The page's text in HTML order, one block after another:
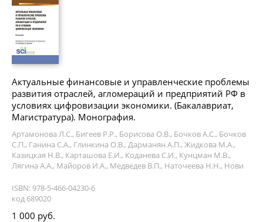
Актуальные финансовые и управленческие проблемы
развития отраслей, агломераций и предприятий РФ в
условиях цифровизации экономики. (Бакалавриат,
Магистратура). Монография.
Артамонова Л.С., Бигеев Р.Р., Борисова О.В., Бочков А.С., Бочков
С.П., Ганина С.А., Глинкина О.В., Дарманян А.П., Жидкова М.А.,
Казицкая Н.В., Карташова Е.И., Коданева С.И., Кунцман М.В.,
Лягина А.А., Майоров И.А., Медведев В.П., Наточеева Н.Н., Нови
ISBN: 978-5-466-04230-6
код 689020
1 000 руб.